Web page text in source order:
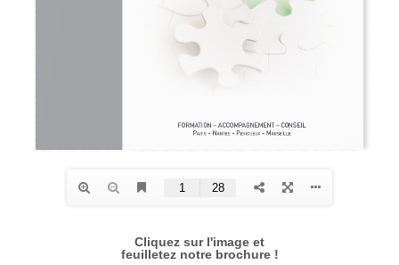
Cliquez sur l'image et
feuilletez notre brochure !